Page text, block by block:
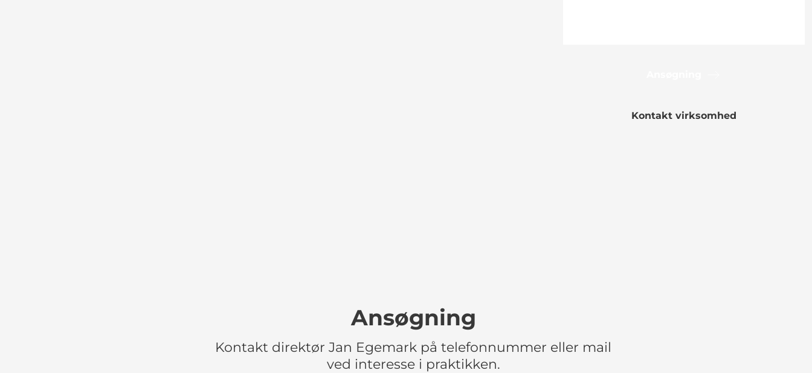
Kontakt virksomhed
Ansøgning
Kontakt direktør Jan Egemark på telefonnummer eller mail
ved interesse i praktikken.